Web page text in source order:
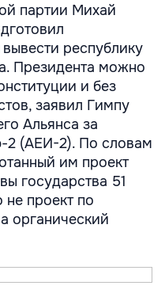
партии Михай
республику
Президента можно
и без
заявил Гимпу
Альянса за
2 (АЕИ-2). По словам
им проект
государства 51
не проект по
органический